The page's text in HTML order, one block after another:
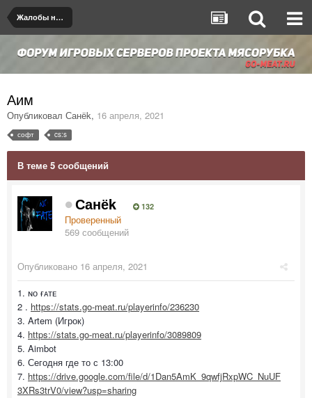
Жалобы на игроков/админов
Аим
Опубликовал Санёk, 16 апреля, 2021
софт cs:s
В теме 5 сообщений
Санёk 132
Проверенный
569 сообщений
Опубликовано 16 апреля, 2021
1. ɴᴏ ғᴀᴛᴇ
2 . https://stats.go-meat.ru/playerinfo/236230
3. Artem (Игрок)
4. https://stats.go-meat.ru/playerinfo/3089809
5. Aimbot
6. Сегодня где то с 13:00
7. https://drive.google.com/file/d/1Dan5AmK_9qwfjRxpWC_NuUF
3XRs3trV0/view?usp=sharing